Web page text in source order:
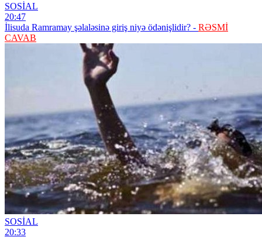
SOSİAL
20:47
İlisuda Ramramay şəlaləsinə giriş niyə ödənişlidir? - RƏSMİ
CAVAB
SOSİAL
20:33